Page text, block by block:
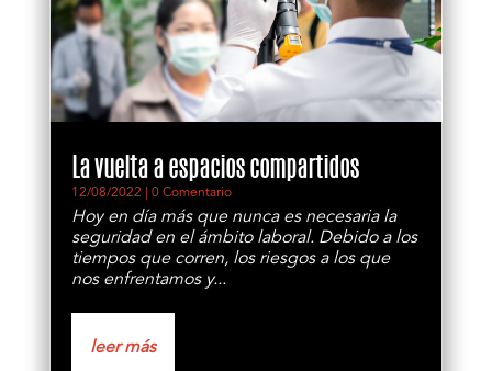
La vuelta a espacios compartidos
12/08/2022 | 0 Comentario
Hoy en día más que nunca es necesaria la
seguridad en el ámbito laboral. Debido a los
tiempos que corren, los riesgos a los que
nos enfrentamos y...
leer más